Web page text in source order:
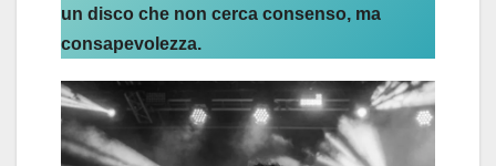
un disco che non cerca consenso, ma
consapevolezza.